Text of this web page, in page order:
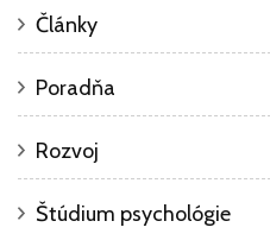
Články
Poradňa
Rozvoj
Štúdium psychológie